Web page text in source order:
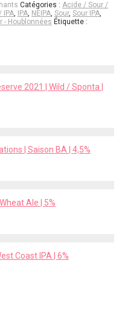
Catégories : Acide / Sour /
IPA, IPA, NEIPA, Sour, Sour IPA,
- Houblonnées Étiquette :
2021 | Wild / Sponta |
| Saison BA | 4,5%
Ale | 5%
Coast IPA | 6%